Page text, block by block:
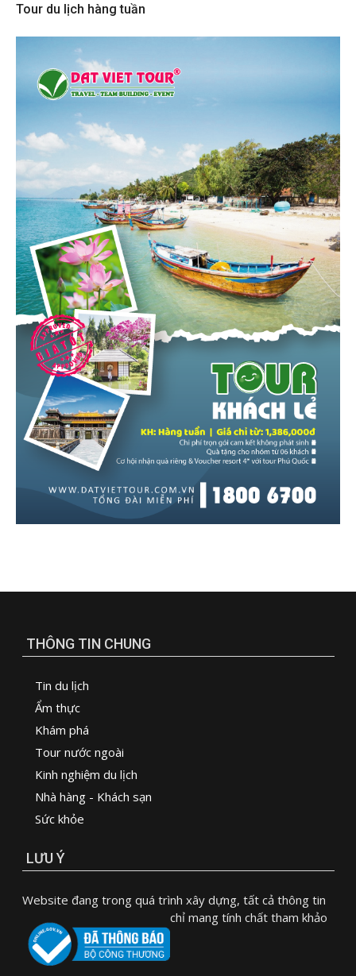
Tour du lịch hàng tuần
THÔNG TIN CHUNG
Tin du lịch
Ẩm thực
Khám phá
Tour nước ngoài
Kinh nghiệm du lịch
Nhà hàng - Khách sạn
Sức khỏe
LƯU Ý
Website đang trong quá trình xây dựng, tất cả thông tin
chỉ mang tính chất tham khảo